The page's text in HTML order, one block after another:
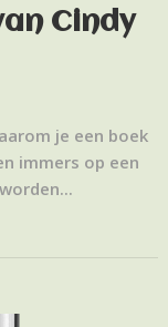
Cindy
je een boek
immers op een